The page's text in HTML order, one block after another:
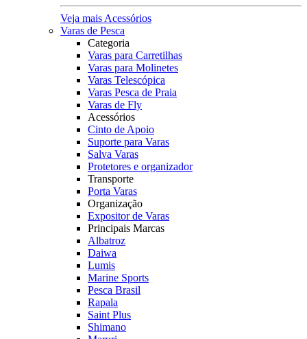
Veja mais Acessórios
Varas de Pesca
Categoria
Varas para Carretilhas
Varas para Molinetes
Varas Telescópica
Varas Pesca de Praia
Varas de Fly
Acessórios
Cinto de Apoio
Suporte para Varas
Salva Varas
Protetores e organizador
Transporte
Porta Varas
Organização
Expositor de Varas
Principais Marcas
Albatroz
Daiwa
Lumis
Marine Sports
Pesca Brasil
Rapala
Saint Plus
Shimano